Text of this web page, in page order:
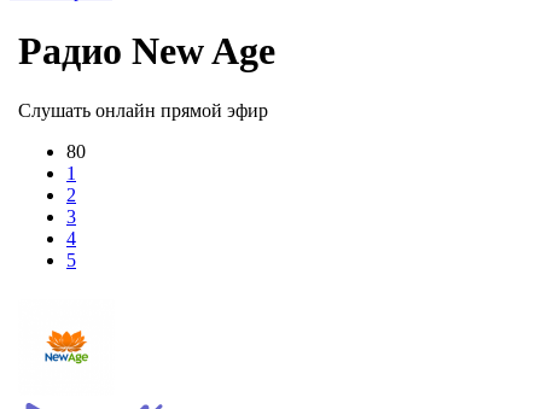
Радио New Age
Слушать онлайн прямой эфир
80
1
2
3
4
5